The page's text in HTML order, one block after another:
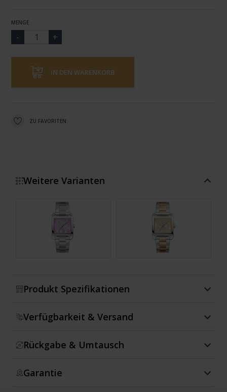
MENGE
IN DEN WARENKORB
ZU FAVORITEN
Weitere Varianten
Produkt Spezifikationen
Verfügbarkeit & Versand
Rückgabe & Umtausch
Garantie